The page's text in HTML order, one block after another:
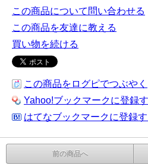
この商品について問い合わせる
この商品を友達に教える
買い物を続ける
この商品をログピでつぶやく
Yahoo!ブックマークに登録
はてなブックマークに登録
前の商品へ